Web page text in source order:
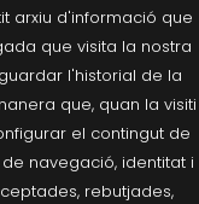
arxiu d'informació que
que visita la nostra
l'historial de la
que, quan la visiti
el contingut de
navegació, identitat i
rebutjades,